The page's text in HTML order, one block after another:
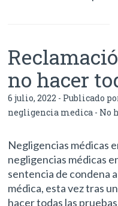
no hacer
6 julio, 2022 - Publicado
negligencia medica - No
Negligencias médicas
negligencias médicas
sentencia de condena
médica, esta vez tras
hacer todas las